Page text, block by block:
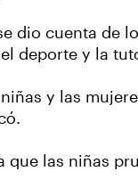
dio cuenta de
deporte y la
y las
las niñas